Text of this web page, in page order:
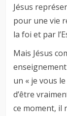
Jésus
pour une vie
la foi et par
Mais Jésus
un « je vous
d’être
ce moment, il